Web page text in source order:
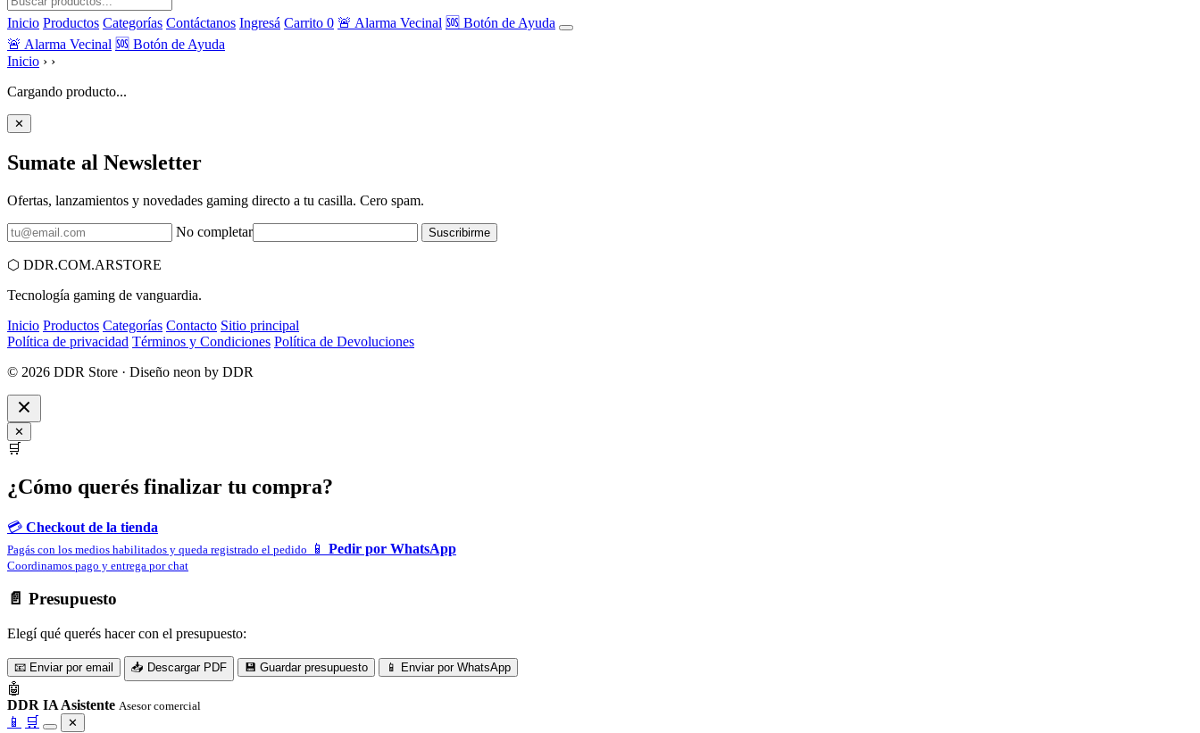
Inicio Productos Categorías Contáctanos Ingresá Carrito 0 🚨 Alarma Vecinal 🆘 Botón de Ayuda
🚨 Alarma Vecinal 🆘 Botón de Ayuda
Inicio › ›
Cargando producto...
✕
Sumate al Newsletter
Ofertas, lanzamientos y novedades gaming directo a tu casilla. Cero spam.
No completar Suscribirme
⬡ DDR.COM.ARSTORE
Tecnología gaming de vanguardia.
Inicio Productos Categorías Contacto Sitio principal
Política de privacidad Términos y Condiciones Política de Devoluciones
© 2026 DDR Store · Diseño neon by DDR
✕
🛒
¿Cómo querés finalizar tu compra?
💳 Checkout de la tienda
Pagás con los medios habilitados y queda registrado el pedido 📱 Pedir por WhatsApp
Coordinamos pago y entrega por chat
📄 Presupuesto
Elegí qué querés hacer con el presupuesto:
📧 Enviar por email 📥 Descargar PDF 💾 Guardar presupuesto 📱 Enviar por WhatsApp
🤖
DDR IA Asistente Asesor comercial
📱 🛒 ✕